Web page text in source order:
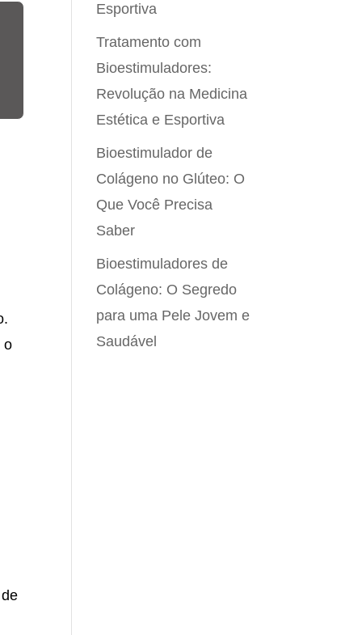
o
Esportiva
Tratamento com
Bioestimuladores:
Revolução na Medicina
Estética e Esportiva
Bioestimulador de
Colágeno no Glúteo: O
Que Você Precisa
Saber
Bioestimuladores de
Colágeno: O Segredo
para uma Pele Jovem e
Saudável